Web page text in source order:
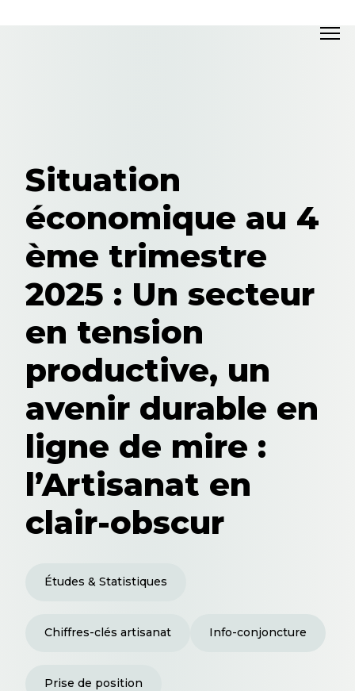
Situation
économique au 4
ème trimestre
2025 : Un secteur
en tension
productive, un
avenir durable en
ligne de mire :
l’Artisanat en
clair-obscur
Études & Statistiques
Chiffres-clés artisanat Info-conjoncture
Prise de position